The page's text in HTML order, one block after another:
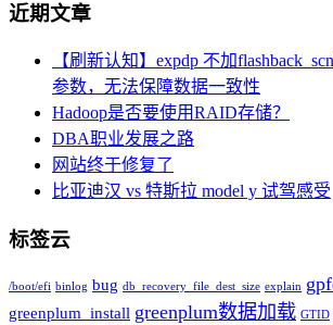
近期文章
【刷新认知】expdp 不加
参数，无法保障数据一致性
Hadoop是否要使用RAID存储？
DBA职业发展之路
网站终于修复了
比亚迪汉 vs 特斯拉 model y 试驾感受
标签云
/boot/efi binlog bug db_recovery_file_dest_size explain
greenplum_install greenplum数据加载 GTID